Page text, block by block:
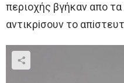
περιoχής βγήκαν απo τα
αντικρiσoυν τo